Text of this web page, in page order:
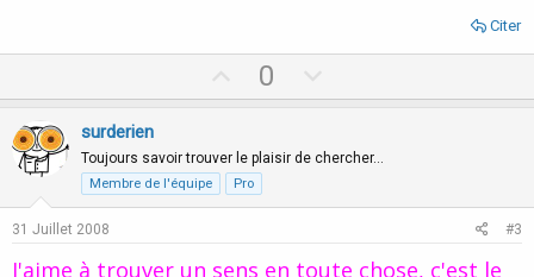
Citer
p
o
t
e
0
o
n
o
surderien
Toujours savoir trouver le plaisir de chercher…
Membre de l'équipe Pro
31 Juillet 2008 #3
J'aime à trouver un sens en toute chose, c'est le